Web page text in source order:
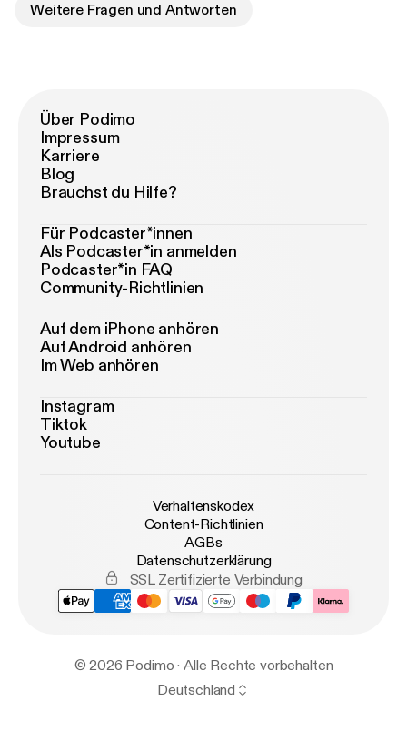
Weitere Fragen und Antworten
Über Podimo
Impressum
Karriere
Blog
Brauchst du Hilfe?
Für Podcaster*innen
Als Podcaster*in anmelden
Podcaster*in FAQ
Community-Richtlinien
Auf dem iPhone anhören
Auf Android anhören
Im Web anhören
Instagram
Tiktok
Youtube
Verhaltenskodex
Content-Richtlinien
AGBs
Datenschutzerklärung
SSL Zertifizierte Verbindung
© 2026 Podimo · Alle Rechte vorbehalten
Deutschland